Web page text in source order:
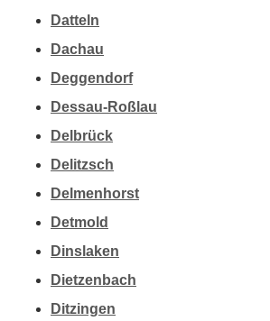
Datteln
Dachau
Deggendorf
Dessau-Roßlau
Delbrück
Delitzsch
Delmenhorst
Detmold
Dinslaken
Dietzenbach
Ditzingen